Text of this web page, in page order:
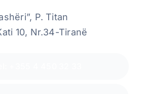
P. Titan
10, Nr.34-Tiranë